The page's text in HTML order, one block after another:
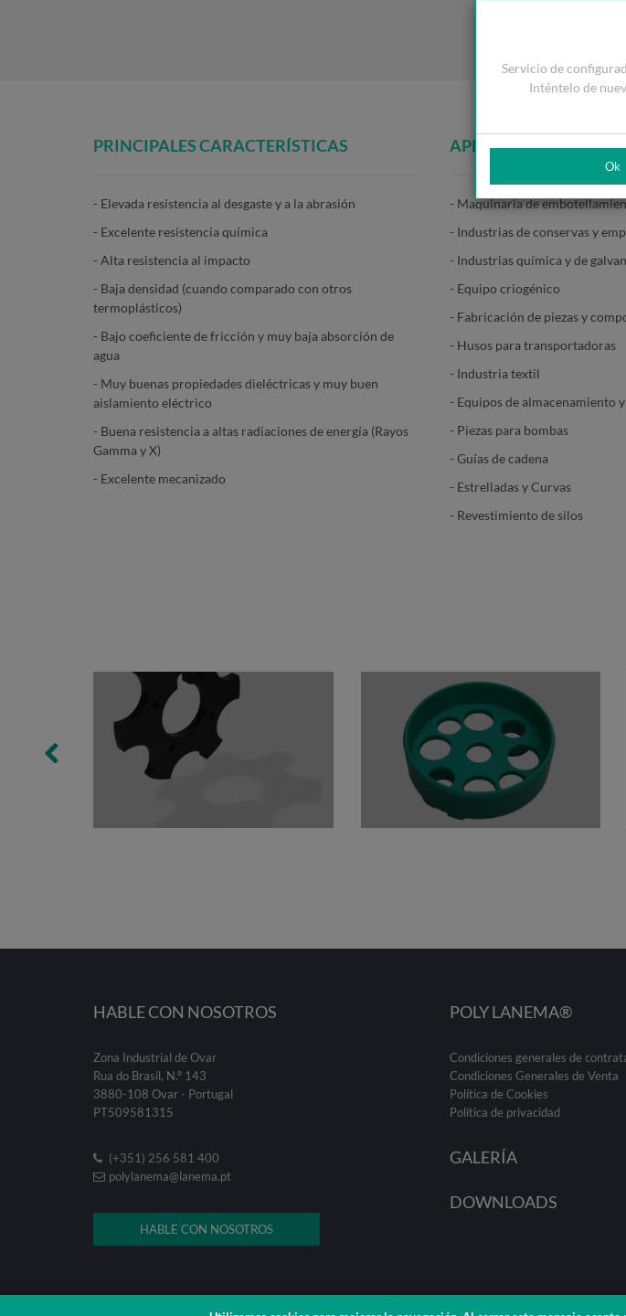
PRINCIPALESCARACTERÍSTICAS
- Elevada resistencia al desgaste y a la abrasión
- Excelente resistencia química
- Alta resistencia al impacto
- Baja densidad (cuando comparado con otros
termoplásticos)
- Bajo coeficiente de fricción y muy baja absorción de
agua
- Muy buenas propiedades dieléctricas y muy buen
aislamiento eléctrico
- Buena resistencia a altas radiaciones de energía (Rayos
Gamma y X)
- Excelente mecanizado
APLICACIONES
- Maquinaria de
- Industrias de conservas y
- Industrias química y de
- Equipo criogénico
- Fabricación de piezas y
- Husos para transportadoras
- Industria textil
- Equipos de almacenamiento
- Piezas para bombas
- Guías de cadena
- Estrelladas y Curvas
- Revestimiento de silos
HABLE CON NOSOTROS
Zona Industrial de Ovar
Rua do Brasil, N.º 143
3880-108 Ovar - Portugal
PT509581315
(+351) 256 581 400
polylanema@lanema.pt
HABLE CON NOSOTROS
POLY LANEMA®
Condiciones generales de
Condiciones Generales de Venta
Política de Cookies
Política de privacidad
GALERÍA
DOWNLOADS
Servicio de
Inténtelo de
Ok